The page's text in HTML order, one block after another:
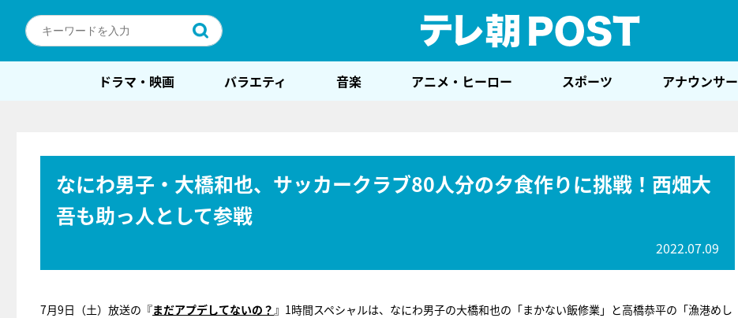
ドラマ・映画 バラエティ 音楽 アニメ・ヒーロー スポーツ アナウンサー
なにわ男子・大橋和也、サッカークラブ80人分の夕食作りに挑戦！西畑大
吾も助っ人として参戦
2022.07.09
7月9日（土）放送の『まだアプデしてないの？』1時間スペシャルは、なにわ男子の大橋和也の「まかない飯修業」と高橋恭平の「漁港めし